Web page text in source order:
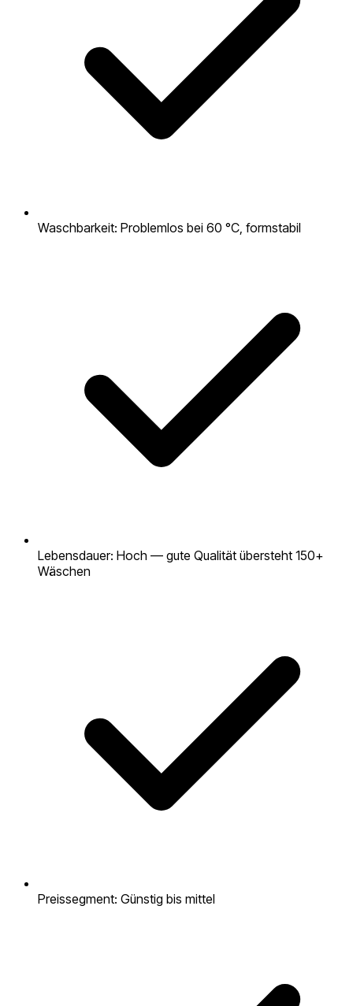
Waschbarkeit: Problemlos bei 60 °C, formstabil
Lebensdauer: Hoch — gute Qualität übersteht 150+
Wäschen
Preissegment: Günstig bis mittel